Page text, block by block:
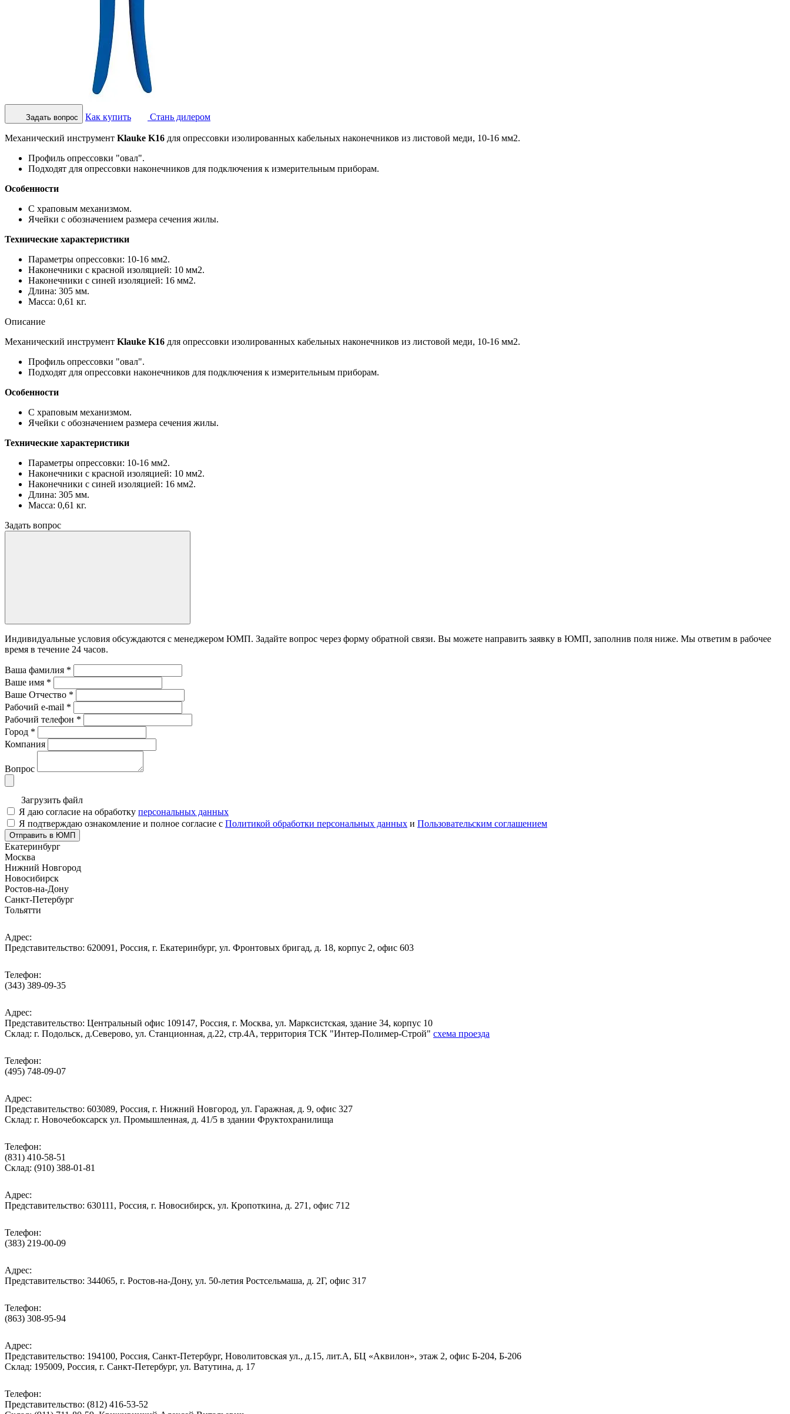
Задать вопрос Как купить Стань дилером
Механический инструмент Klauke K16 для опрессовки изолированных кабельных наконечников из листовой меди, 10-16 мм2.
Профиль опрессовки "овал".
Подходят для опрессовки наконечников для подключения к измерительным приборам.
Особенности
С храповым механизмом.
Ячейки с обозначением размера сечения жилы.
Технические характеристики
Параметры опрессовки: 10-16 мм2.
Наконечники с красной изоляцией: 10 мм2.
Наконечники с синей изоляцией: 16 мм2.
Длина: 305 мм.
Масса: 0,61 кг.
Описание
Механический инструмент Klauke K16 для опрессовки изолированных кабельных наконечников из листовой меди, 10-16 мм2.
Профиль опрессовки "овал".
Подходят для опрессовки наконечников для подключения к измерительным приборам.
Особенности
С храповым механизмом.
Ячейки с обозначением размера сечения жилы.
Технические характеристики
Параметры опрессовки: 10-16 мм2.
Наконечники с красной изоляцией: 10 мм2.
Наконечники с синей изоляцией: 16 мм2.
Длина: 305 мм.
Масса: 0,61 кг.
Задать вопрос
Индивидуальные условия обсуждаются с менеджером ЮМП. Задайте вопрос через форму обратной связи. Вы можете направить заявку в ЮМП, заполнив поля ниже. Mы ответим в рабочее
время в течение 24 часов.
Ваша фамилия *
Ваше имя *
Ваше Отчество *
Рабочий e-mail *
Рабочий телефон *
Город *
Компания
Вопрос
Загрузить файл
Я даю согласие на обработку персональных данных
Я подтверждаю ознакомление и полное согласие с Политикой обработки персональных данных и Пользовательским соглашением
Отправить в ЮМП
Екатеринбург
Москва
Нижний Новгород
Новосибирск
Ростов-на-Дону
Санкт-Петербург
Тольятти
Адрес:
Представительство: 620091, Россия, г. Екатеринбург, ул. Фронтовых бригад, д. 18, корпус 2, офис 603
Телефон:
(343) 389-09-35
Адрес:
Представительство: Центральный офис 109147, Россия, г. Москва, ул. Марксистская, здание 34, корпус 10
Cклад: г. Подольск, д.Северово, ул. Станционная, д.22, стр.4А, территория ТСК "Интер-Полимер-Строй" схема проезда
Телефон:
(495) 748-09-07
Адрес:
Представительство: 603089, Россия, г. Нижний Новгород, ул. Гаражная, д. 9, офис 327
Склад: г. Новочебоксарск ул. Промышленная, д. 41/5 в здании Фруктохранилища
Телефон:
(831) 410-58-51
Склад: (910) 388-01-81
Адрес:
Представительство: 630111, Россия, г. Новосибирск, ул. Кропоткина, д. 271, офис 712
Телефон:
(383) 219-00-09
Адрес:
Представительство: 344065, г. Ростов-на-Дону, ул. 50-летия Ростсельмаша, д. 2Г, офис 317
Телефон:
(863) 308-95-94
Адрес:
Представительство: 194100, Россия, Санкт-Петербург, Новолитовская ул., д.15, лит.А, БЦ «Аквилон», этаж 2, офис Б-204, Б-206
Склад: 195009, Россия, г. Санкт-Петербург, ул. Ватутина, д. 17
Телефон:
Представительство: (812) 416-53-52